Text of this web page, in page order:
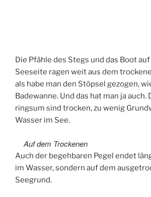
Die Pfähle des Stegs und das Boot
Seeseite ragen weit aus dem
als habe man den Stöpsel gezogen,
Badewanne. Und das hat man ja auch.
ringsum sind trocken, zu wenig
Wasser im See.
Auf dem Trockenen
Auch der begehbaren Pegel endet
im Wasser, sondern auf dem
Seegrund.